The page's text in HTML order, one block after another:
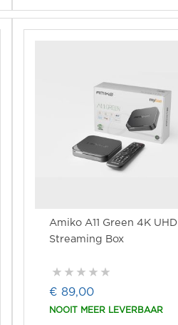
Amiko A11 Green 4K UHD
Streaming Box
€ 89,00
NOOIT MEER LEVERBAAR